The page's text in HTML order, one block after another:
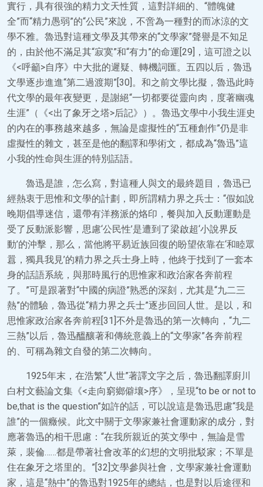
實行，具有很強的精力文天性質，這對詳細的、“體魄健
全”而“精力愚弱”的“公民”來說，不啻為一種對的而冰涼的文
學不雅。魯迅對這種文學及其帶來的“文學家”聲譽是不知足
的，由於他不滿足其“寂寞”和“有力”的命運[29]，這可證之以
《<呼籲>自序》中大批的遲疑、轉機詞匯。五四以后，魯迅
文學逐步進進“第二過渡期”[30]。和之前文學比擬，魯迅此時
代文學的最年夜變更，是謝絕“一切都要從靈向肉，度著幽魂
生涯”（《<出了象牙之塔>后記》）。魯迅文學中小我生涯史
的內在的事務越來越多，無論是虛擬性的“五種創作”仍是非
虛擬性的雜文，甚至是他的翻譯和學術文，都成為“魯迅”這
小我的性命與生涯的特別話語。
魯迅是誰，怎么寫，對這種人與文的最終題目，魯迅已
經熱衷于思惟和文學的計劃，即所謂精力界之兵士：“假如說
晚期倡導迷信，還帶有洋務派的烙印，餐與加入反動運動是
受了反動派影響，思慮‘公民性’是遭到了梁啟超‘小說界反
動’的沖擊，那么，當他將平易近族回復的盼望依靠在‘和睦眾
囂，獨具我見’的精力界之兵士身上時，他終于找到了一套本
身的話語系統，與那時風行的思惟家和政治家各奔前程
了。”可是跟著對“中國的病證”熟悉的深刻，尤其是“九二三
熱”的體驗，魯迅從“精力界之兵士”逐步回回人世。是以，和
思惟家政治家各奔前程[31]不外是魯迅的第一次轉向，“九二
三熱”以后，魯迅醞釀著和傳統意義上的“文學家”各奔前程
的、可稱為雜文自發的第二次轉向。
1925年末，在浩繁“人世”著譯文字之后，魯迅翻譯廚川
白村文藝論文集《<走向窮鄉僻壤>序》，呈現“to be or not to
be,that is the question”如許的話，可以說這是魯迅思慮“我是
誰”的一個癥候。此文中關于文學家兼社會運動家的成分，對
應著魯迅的相干思慮：“在我所親近的英文學中，無論是雪
萊，裴倫……都是帶著社會改革的幻想的文明批駁家；不單是
住在象牙之塔里的。”[32]文學參與社會，文學家兼社會運動
家，這是“熱中”的魯迅對1925年的總結，也是對以后途徑和